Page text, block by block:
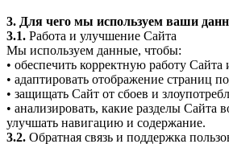
3. Для чего мы используем ваши
3.1. Работа и улучшение Сайта
Мы используем данные, чтобы:
• обеспечить корректную работу Сайта
• адаптировать отображение страниц
• защищать Сайт от сбоев и
• анализировать, какие разделы Сайта
улучшать навигацию и содержание.
3.2. Обратная связь и поддержка